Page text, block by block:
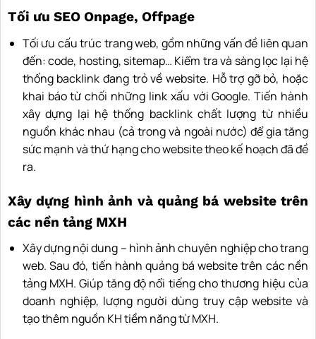
Tối ưu SEO Onpage, Offpage
Tối ưu cấu trúc trang web, gồm những vấn đề liên quan
đến: code, hosting, sitemap… Kiểm tra và sàng lọc lại hệ
thống backlink đang trỏ về website. Hỗ trợ gỡ bỏ, hoặc
khai báo từ chối những link xấu với Google. Tiến hành
xây dựng lại hệ thống backlink chất lượng từ nhiều
nguồn khác nhau (cả trong và ngoài nước) để gia tăng
sức mạnh và thứ hạng cho website theo kế hoạch đã đề
ra.
Xây dựng hình ảnh và quảng bá website trên
các nền tảng MXH
Xây dựng nội dung – hình ảnh chuyên nghiệp cho trang
web. Sau đó, tiến hành quảng bá website trên các nền
tảng MXH. Giúp tăng độ nổi tiếng cho thương hiệu của
doanh nghiệp, lượng người dùng truy cập website và
tạo thêm nguồn KH tiềm năng từ MXH.